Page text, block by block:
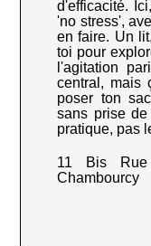
d'efficacité.
'no stress',
en faire. Un
toi pour
l'agitation
central, mais
poser ton
sans prise
pratique, pas
11 Bis
Chambourcy